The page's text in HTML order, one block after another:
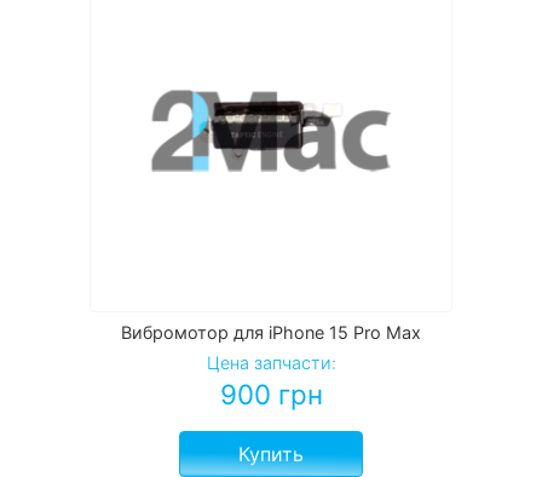
Вибромотор для iPhone 15 Pro Max
Цена запчасти:
900 грн
Купить